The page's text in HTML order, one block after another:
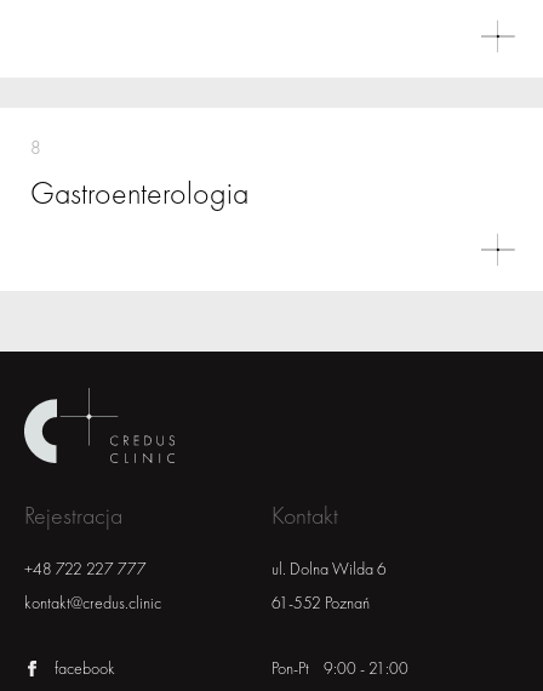
8
Gastroenterologia
Rejestracja
+48 722 227 777
kontakt@credus.clinic
facebook
Kontakt
ul. Dolna Wilda 6
61-552 Poznań
Pon-Pt 9:00 - 21:00